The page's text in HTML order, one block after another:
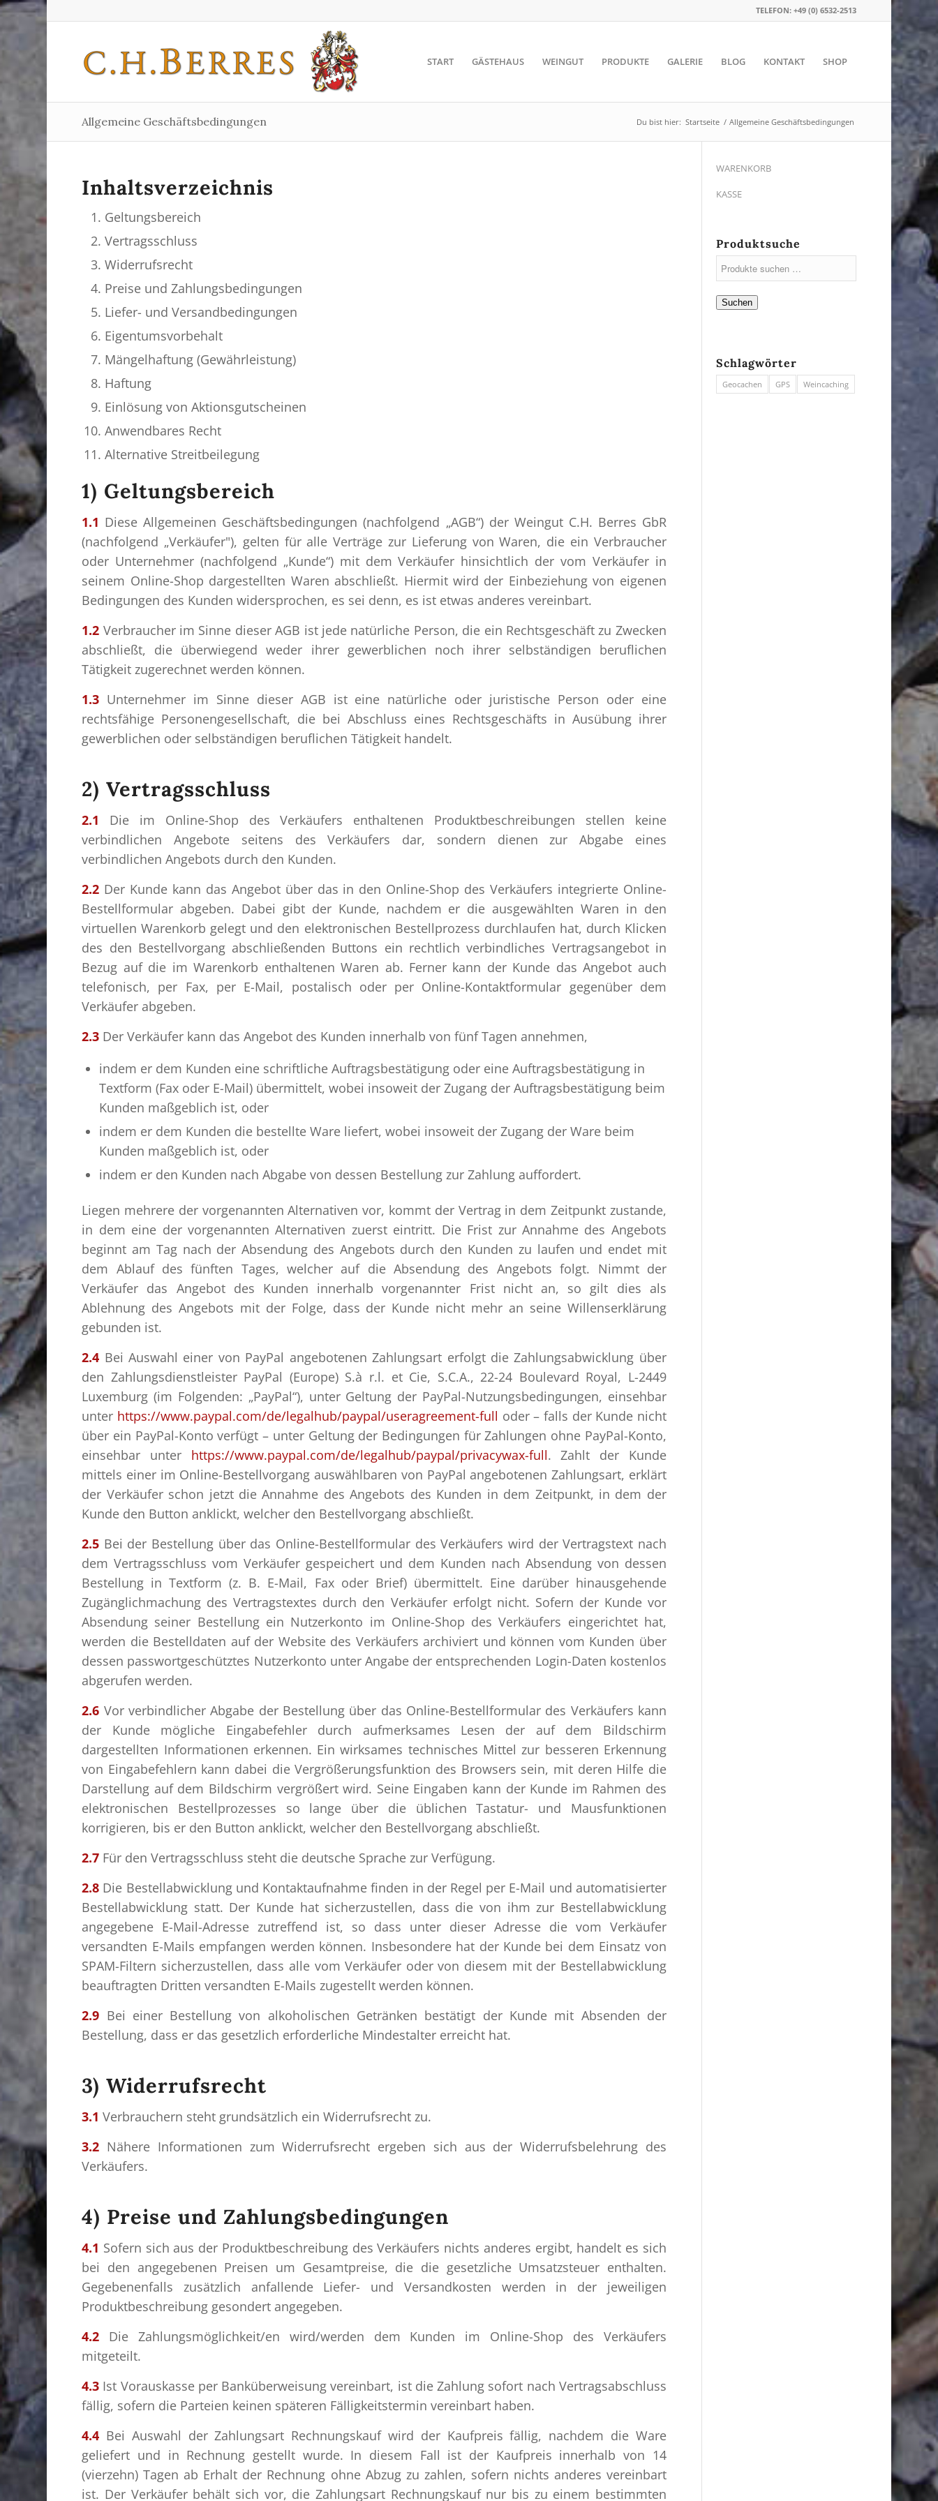
TELEFON: +49 (0) 6532-2513
START GÄSTEHAUS WEINGUT PRODUKTE GALERIE BLOG KONTAKT SHOP
Allgemeine Geschäftsbedingungen Du bist hier: Startseite / Allgemeine Geschäftsbedingungen
Inhaltsverzeichnis
Geltungsbereich
Vertragsschluss
Widerrufsrecht
Preise und Zahlungsbedingungen
Liefer- und Versandbedingungen
Eigentumsvorbehalt
Mängelhaftung (Gewährleistung)
Haftung
Einlösung von Aktionsgutscheinen
Anwendbares Recht
Alternative Streitbeilegung
1) Geltungsbereich
1.1 Diese Allgemeinen Geschäftsbedingungen (nachfolgend „AGB“) der Weingut C.H. Berres GbR
(nachfolgend „Verkäufer"), gelten für alle Verträge zur Lieferung von Waren, die ein Verbraucher
oder Unternehmer (nachfolgend „Kunde“) mit dem Verkäufer hinsichtlich der vom Verkäufer in
seinem Online-Shop dargestellten Waren abschließt. Hiermit wird der Einbeziehung von eigenen
Bedingungen des Kunden widersprochen, es sei denn, es ist etwas anderes vereinbart.
1.2 Verbraucher im Sinne dieser AGB ist jede natürliche Person, die ein Rechtsgeschäft zu Zwecken
abschließt, die überwiegend weder ihrer gewerblichen noch ihrer selbständigen beruflichen
Tätigkeit zugerechnet werden können.
1.3 Unternehmer im Sinne dieser AGB ist eine natürliche oder juristische Person oder eine
rechtsfähige Personengesellschaft, die bei Abschluss eines Rechtsgeschäfts in Ausübung ihrer
gewerblichen oder selbständigen beruflichen Tätigkeit handelt.
2) Vertragsschluss
2.1 Die im Online-Shop des Verkäufers enthaltenen Produktbeschreibungen stellen keine
verbindlichen Angebote seitens des Verkäufers dar, sondern dienen zur Abgabe eines
verbindlichen Angebots durch den Kunden.
2.2 Der Kunde kann das Angebot über das in den Online-Shop des Verkäufers integrierte Online-
Bestellformular abgeben. Dabei gibt der Kunde, nachdem er die ausgewählten Waren in den
virtuellen Warenkorb gelegt und den elektronischen Bestellprozess durchlaufen hat, durch Klicken
des den Bestellvorgang abschließenden Buttons ein rechtlich verbindliches Vertragsangebot in
Bezug auf die im Warenkorb enthaltenen Waren ab. Ferner kann der Kunde das Angebot auch
telefonisch, per Fax, per E-Mail, postalisch oder per Online-Kontaktformular gegenüber dem
Verkäufer abgeben.
2.3 Der Verkäufer kann das Angebot des Kunden innerhalb von fünf Tagen annehmen,
indem er dem Kunden eine schriftliche Auftragsbestätigung oder eine Auftragsbestätigung in
Textform (Fax oder E-Mail) übermittelt, wobei insoweit der Zugang der Auftragsbestätigung beim
Kunden maßgeblich ist, oder
indem er dem Kunden die bestellte Ware liefert, wobei insoweit der Zugang der Ware beim
Kunden maßgeblich ist, oder
indem er den Kunden nach Abgabe von dessen Bestellung zur Zahlung auffordert.
Liegen mehrere der vorgenannten Alternativen vor, kommt der Vertrag in dem Zeitpunkt zustande,
in dem eine der vorgenannten Alternativen zuerst eintritt. Die Frist zur Annahme des Angebots
beginnt am Tag nach der Absendung des Angebots durch den Kunden zu laufen und endet mit
dem Ablauf des fünften Tages, welcher auf die Absendung des Angebots folgt. Nimmt der
Verkäufer das Angebot des Kunden innerhalb vorgenannter Frist nicht an, so gilt dies als
Ablehnung des Angebots mit der Folge, dass der Kunde nicht mehr an seine Willenserklärung
gebunden ist.
2.4 Bei Auswahl einer von PayPal angebotenen Zahlungsart erfolgt die Zahlungsabwicklung über
den Zahlungsdienstleister PayPal (Europe) S.à r.l. et Cie, S.C.A., 22-24 Boulevard Royal, L-2449
Luxemburg (im Folgenden: „PayPal“), unter Geltung der PayPal-Nutzungsbedingungen, einsehbar
unter https://www.paypal.com/de/legalhub/paypal/useragreement-full oder – falls der Kunde nicht
über ein PayPal-Konto verfügt – unter Geltung der Bedingungen für Zahlungen ohne PayPal-Konto,
einsehbar unter https://www.paypal.com/de/legalhub/paypal/privacywax-full. Zahlt der Kunde
mittels einer im Online-Bestellvorgang auswählbaren von PayPal angebotenen Zahlungsart, erklärt
der Verkäufer schon jetzt die Annahme des Angebots des Kunden in dem Zeitpunkt, in dem der
Kunde den Button anklickt, welcher den Bestellvorgang abschließt.
2.5 Bei der Bestellung über das Online-Bestellformular des Verkäufers wird der Vertragstext nach
dem Vertragsschluss vom Verkäufer gespeichert und dem Kunden nach Absendung von dessen
Bestellung in Textform (z. B. E-Mail, Fax oder Brief) übermittelt. Eine darüber hinausgehende
Zugänglichmachung des Vertragstextes durch den Verkäufer erfolgt nicht. Sofern der Kunde vor
Absendung seiner Bestellung ein Nutzerkonto im Online-Shop des Verkäufers eingerichtet hat,
werden die Bestelldaten auf der Website des Verkäufers archiviert und können vom Kunden über
dessen passwortgeschütztes Nutzerkonto unter Angabe der entsprechenden Login-Daten kostenlos
abgerufen werden.
2.6 Vor verbindlicher Abgabe der Bestellung über das Online-Bestellformular des Verkäufers kann
der Kunde mögliche Eingabefehler durch aufmerksames Lesen der auf dem Bildschirm
dargestellten Informationen erkennen. Ein wirksames technisches Mittel zur besseren Erkennung
von Eingabefehlern kann dabei die Vergrößerungsfunktion des Browsers sein, mit deren Hilfe die
Darstellung auf dem Bildschirm vergrößert wird. Seine Eingaben kann der Kunde im Rahmen des
elektronischen Bestellprozesses so lange über die üblichen Tastatur- und Mausfunktionen
korrigieren, bis er den Button anklickt, welcher den Bestellvorgang abschließt.
2.7 Für den Vertragsschluss steht die deutsche Sprache zur Verfügung.
2.8 Die Bestellabwicklung und Kontaktaufnahme finden in der Regel per E-Mail und automatisierter
Bestellabwicklung statt. Der Kunde hat sicherzustellen, dass die von ihm zur Bestellabwicklung
angegebene E-Mail-Adresse zutreffend ist, so dass unter dieser Adresse die vom Verkäufer
versandten E-Mails empfangen werden können. Insbesondere hat der Kunde bei dem Einsatz von
SPAM-Filtern sicherzustellen, dass alle vom Verkäufer oder von diesem mit der Bestellabwicklung
beauftragten Dritten versandten E-Mails zugestellt werden können.
2.9 Bei einer Bestellung von alkoholischen Getränken bestätigt der Kunde mit Absenden der
Bestellung, dass er das gesetzlich erforderliche Mindestalter erreicht hat.
3) Widerrufsrecht
3.1 Verbrauchern steht grundsätzlich ein Widerrufsrecht zu.
3.2 Nähere Informationen zum Widerrufsrecht ergeben sich aus der Widerrufsbelehrung des
Verkäufers.
4) Preise und Zahlungsbedingungen
4.1 Sofern sich aus der Produktbeschreibung des Verkäufers nichts anderes ergibt, handelt es sich
bei den angegebenen Preisen um Gesamtpreise, die die gesetzliche Umsatzsteuer enthalten.
Gegebenenfalls zusätzlich anfallende Liefer- und Versandkosten werden in der jeweiligen
Produktbeschreibung gesondert angegeben.
4.2 Die Zahlungsmöglichkeit/en wird/werden dem Kunden im Online-Shop des Verkäufers
mitgeteilt.
4.3 Ist Vorauskasse per Banküberweisung vereinbart, ist die Zahlung sofort nach Vertragsabschluss
fällig, sofern die Parteien keinen späteren Fälligkeitstermin vereinbart haben.
4.4 Bei Auswahl der Zahlungsart Rechnungskauf wird der Kaufpreis fällig, nachdem die Ware
geliefert und in Rechnung gestellt wurde. In diesem Fall ist der Kaufpreis innerhalb von 14
(vierzehn) Tagen ab Erhalt der Rechnung ohne Abzug zu zahlen, sofern nichts anderes vereinbart
ist. Der Verkäufer behält sich vor, die Zahlungsart Rechnungskauf nur bis zu einem bestimmten
WARENKORB
KASSE
Produktsuche
Suchen
Schlagwörter
Geocachen GPS Weincaching